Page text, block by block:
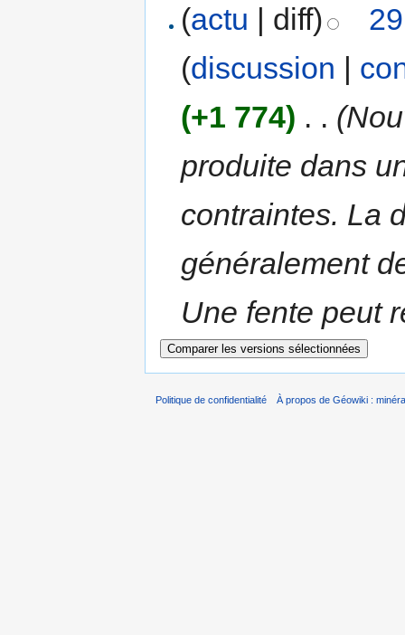
(actu | diff)
(discussion |
(+1 774) . .
produite dans
contraintes. La
généralement
Une fente peut
Politique de confidentialité À propos de Géowiki :